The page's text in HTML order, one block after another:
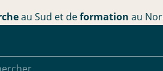
au Sud et deformation au